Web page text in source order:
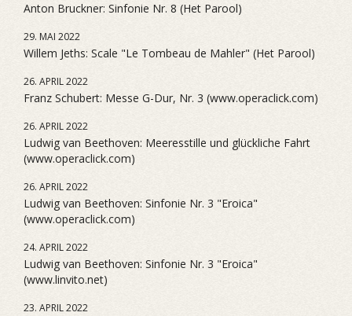
Anton Bruckner: Sinfonie Nr. 8 (Het Parool)
29. MAI 2022
Willem Jeths: Scale "Le Tombeau de Mahler" (Het Parool)
26. APRIL 2022
Franz Schubert: Messe G-Dur, Nr. 3 (www.operaclick.com)
26. APRIL 2022
Ludwig van Beethoven: Meeresstille und glückliche Fahrt
(www.operaclick.com)
26. APRIL 2022
Ludwig van Beethoven: Sinfonie Nr. 3 "Eroica"
(www.operaclick.com)
24. APRIL 2022
Ludwig van Beethoven: Sinfonie Nr. 3 "Eroica"
(www.linvito.net)
23. APRIL 2022